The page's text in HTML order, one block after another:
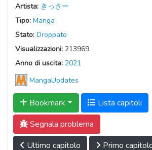
Artista: きっさー
Tipo: Manga
Stato: Droppato
Visualizzazioni: 213969
Anno di uscita: 2021
MangaUpdates
Bookmark
Lista capitoli
Segnala problema
Ultimo capitolo
Primo